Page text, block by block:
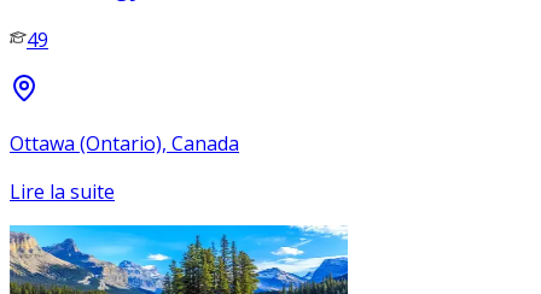
49
Ottawa (Ontario), Canada
Lire la suite